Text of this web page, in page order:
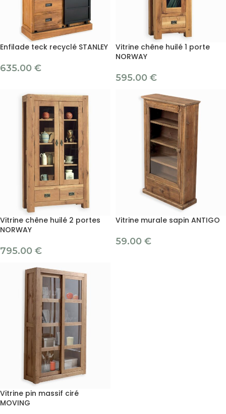
Enfilade teck recyclé STANLEY
635.00 €
Vitrine chêne huilé 1 porte
NORWAY
595.00 €
Vitrine chêne huilé 2 portes
NORWAY
795.00 €
Vitrine murale sapin ANTIGO
59.00 €
Vitrine pin massif ciré
MOVING